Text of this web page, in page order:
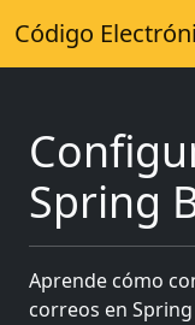
Código
Spring
Aprende cómo
correos en Spring